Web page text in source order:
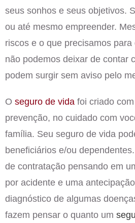
seus sonhos e seus objetivos.
ou até mesmo empreender.
riscos e o que precisamos
não podemos deixar de contar
podem surgir sem aviso pelo
O seguro de vida foi criado
prevenção, no cuidado com
família. Seu seguro de vida
beneficiários e/ou
de contratação pensando em
por acidente e uma
diagnóstico de algumas
fazem pensar o quanto um